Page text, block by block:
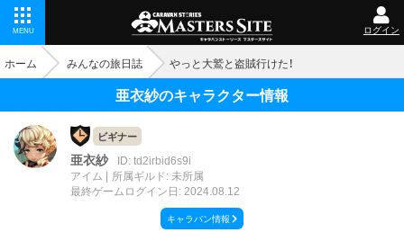
MENU ログイン
ホーム みんなの旅日誌 やっと大鷲と盗賊行けた！
亜衣紗のキャラクター情報
ビギナー
亜衣紗 ID: td2irbid6s9i
アイム
所属ギルド: 未所属
最終ゲームログイン日: 2024.08.12
キャラバン情報